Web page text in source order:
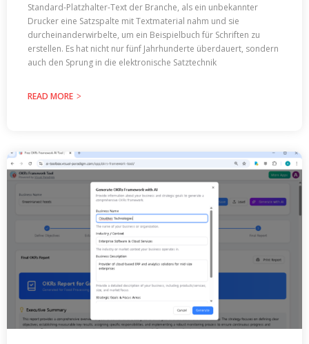
Standard-Platzhalter-Text der Branche, als ein unbekannter
Drucker eine Satzspalte mit Textmaterial nahm und sie
durcheinanderwirbelte, um ein Beispielbuch für Schriften zu
erstellen. Es hat nicht nur fünf Jahrhunderte überdauert, sondern
auch den Sprung in die elektronische Satztechnik
READ MORE